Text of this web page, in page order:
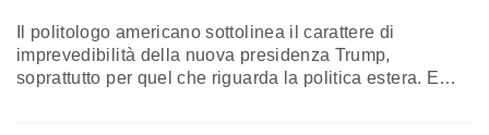
Il politologo americano sottolinea il carattere di
imprevedibilità della nuova presidenza Trump,
soprattutto per quel che riguarda la politica estera. E